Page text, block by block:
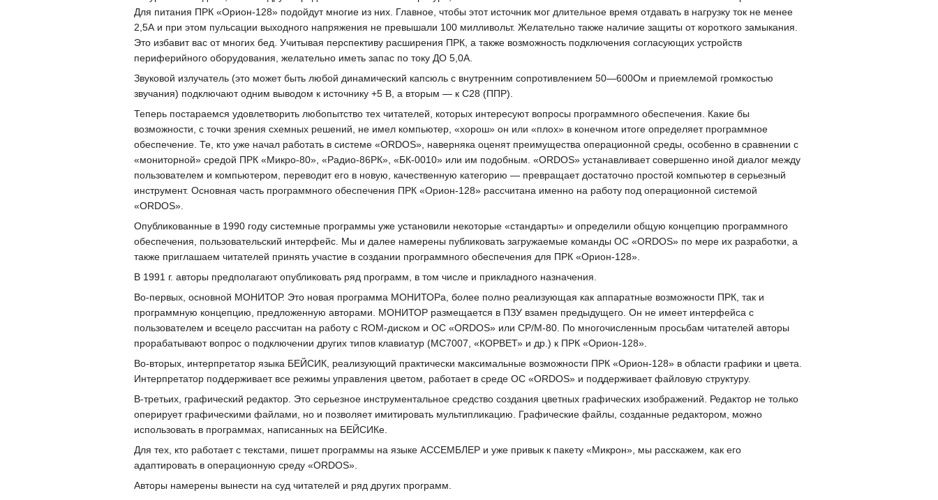
Для питания ПРК «Орион-128» подойдут многие из них. Главное, чтобы этот источник мог длительное время отдавать в нагрузку ток не менее
2,5А и при этом пульсации выходного напряжения не превышали 100 милливольт. Желательно также наличие защиты от короткого замыкания.
Это избавит вас от многих бед. Учитывая перспективу расширения ПРК, а также возможность подключения согласующих устройств
периферийного оборудования, желательно иметь запас по току ДО 5,0А.
Звуковой излучатель (это может быть любой динамический капсюль с внутренним сопротивлением 50—600Ом и приемлемой громкостью
звучания) подключают одним выводом к источнику +5 В, а вторым — к С28 (ППР).
Теперь постараемся удовлетворить любопытство тех читателей, которых интересуют вопросы программного обеспечения. Какие бы
возможности, с точки зрения схемных решений, не имел компьютер, «хорош» он или «плох» в конечном итоге определяет программное
обеспечение. Те, кто уже начал работать в системе «ORDOS», наверняка оценят преимущества операционной среды, особенно в сравнении с
«мониторной» средой ПРК «Микро-80», «Радио-86РК», «БК-0010» или им подобным. «ORDOS» устанавливает совершенно иной диалог между
пользователем и компьютером, переводит его в новую, качественную категорию — превращает достаточно простой компьютер в серьезный
инструмент. Основная часть программного обеспечения ПРК «Орион-128» рассчитана именно на работу под операционной системой
«ORDOS».
Опубликованные в 1990 году системные программы уже установили некоторые «стандарты» и определили общую концепцию программного
обеспечения, пользовательский интерфейс. Мы и далее намерены публиковать загружаемые команды ОС «ORDOS» по мере их разработки, а
также приглашаем читателей принять участие в создании программного обеспечения для ПРК «Орион-128».
В 1991 г. авторы предполагают опубликовать ряд программ, в том числе и прикладного назначения.
Во-первых, основной МОНИТОР. Это новая программа МОНИТОРа, более полно реализующая как аппаратные возможности ПРК, так и
программную концепцию, предложенную авторами. МОНИТОР размещается в ПЗУ взамен предыдущего. Он не имеет интерфейса с
пользователем и всецело рассчитан на работу с ROM-диском и ОС «ORDOS» или СР/М-80. По многочисленным просьбам читателей авторы
прорабатывают вопрос о подключении других типов клавиатур (МС7007, «КОРВЕТ» и др.) к ПРК «Орион-128».
Во-вторых, интерпретатор языка БЕЙСИК, реализующий практически максимальные возможности ПРК «Орион-128» в области графики и цвета.
Интерпретатор поддерживает все режимы управления цветом, работает в среде ОС «ORDOS» и поддерживает файловую структуру.
В-третьих, графический редактор. Это серьезное инструментальное средство создания цветных графических изображений. Редактор не только
оперирует графическими файлами, но и позволяет имитировать мультипликацию. Графические файлы, созданные редактором, можно
использовать в программах, написанных на БЕЙСИКе.
Для тех, кто работает с текстами, пишет программы на языке АССЕМБЛЕР и уже привык к пакету «Микрон», мы расскажем, как его
адаптировать в операционную среду «ORDOS».
Авторы намерены вынести на суд читателей и ряд других программ.